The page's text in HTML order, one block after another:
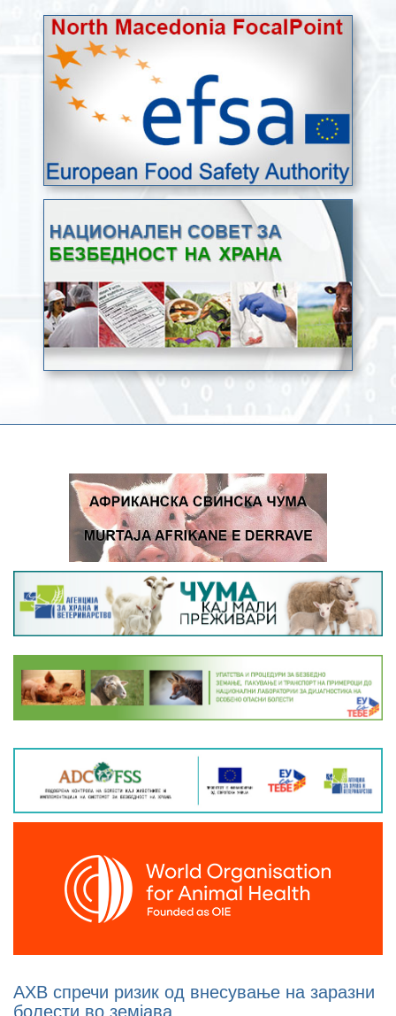
АХВ спречи ризик од внесување на заразни
болести во земјава